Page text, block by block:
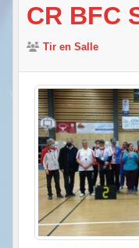
CR BFC
Tir en Salle